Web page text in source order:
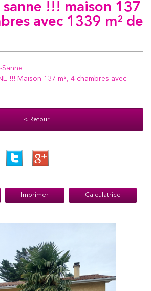
sanne !!! maison 137
avec 1339 m² de
Sanne
!!! Maison 137 m², 4 chambres avec
< Retour
Imprimer Calculatrice